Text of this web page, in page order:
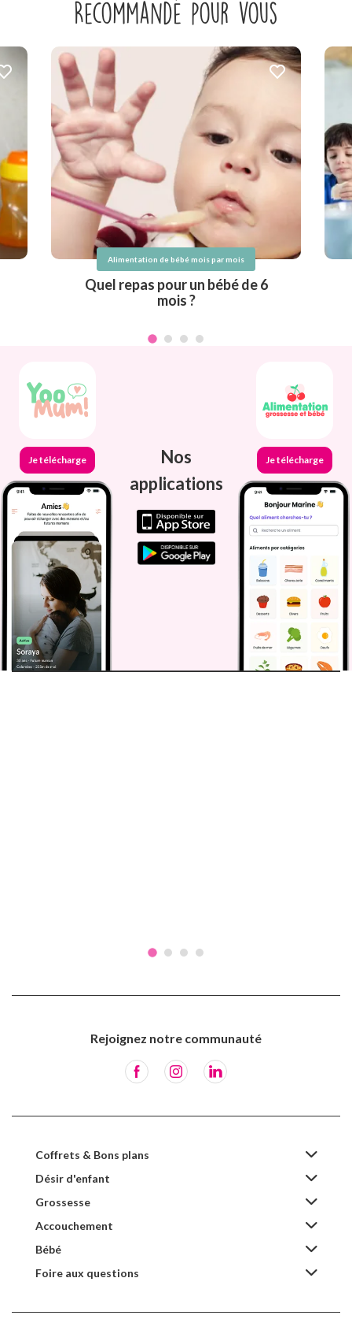
Recommandé pour vous
Alimentation de bébé mois par mois
Quel repas pour un bébé de 6
mois ?
Je télécharge
Nos
applications
Je télécharge
Rejoignez notre communauté
Coffrets & Bons plans
Désir d'enfant
Grossesse
Accouchement
Bébé
Foire aux questions